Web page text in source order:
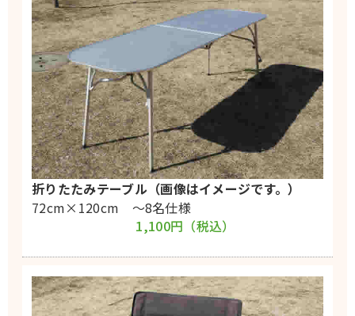
折りたたみテーブル（画像はイメージです。）
72cm×120cm 〜8名仕様
1,100円（税込）